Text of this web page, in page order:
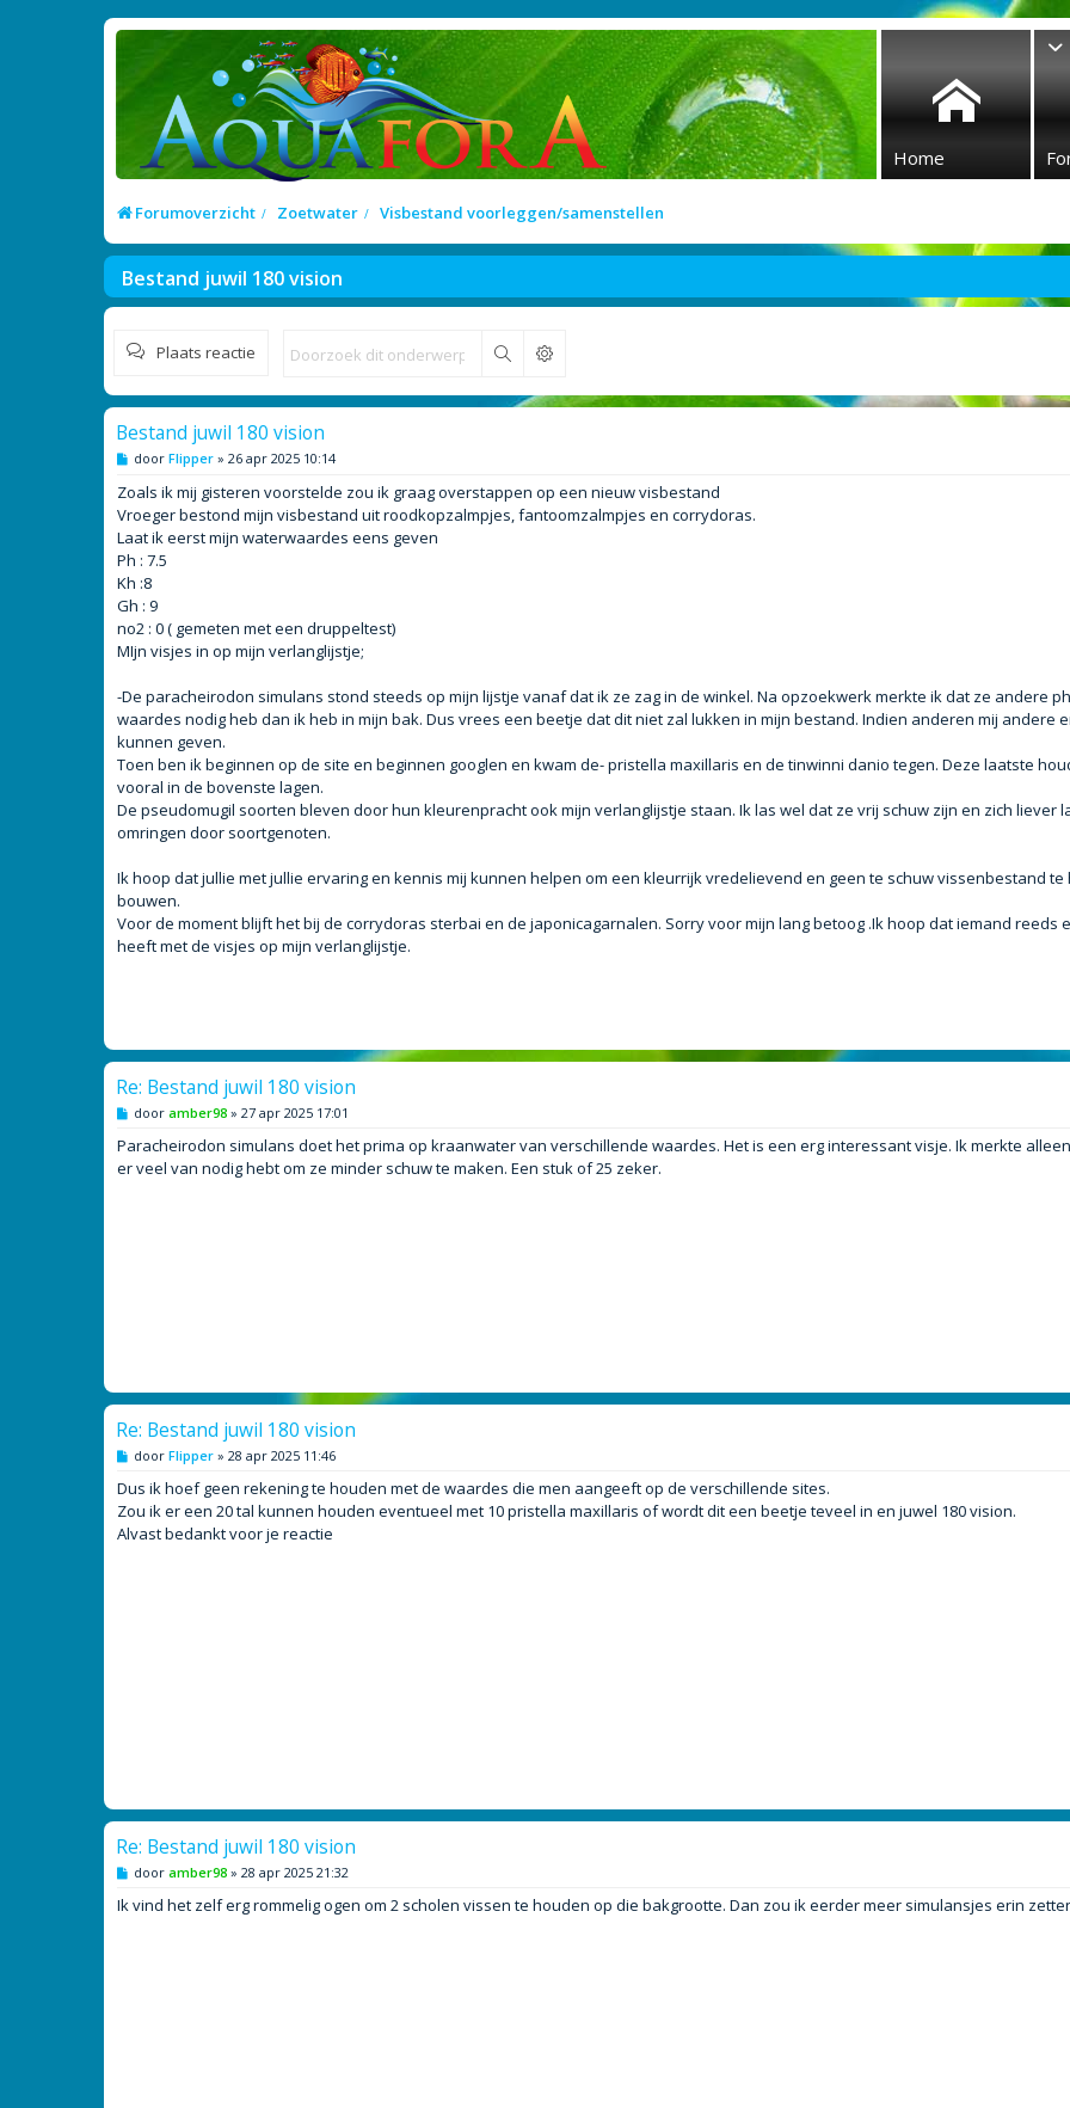
Home
Forumoverzicht Zoetwater Visbestand voorleggen/samenstellen
Bestand juwil 180 vision
Plaats reactie Zoek
Bestand juwil 180 vision
B
r
i
c
h
door Flipper » 26 apr 2025 10:14
Zoals ik mij gisteren voorstelde zou ik graag overstappen op een nieuw visbestand
Vroeger bestond mijn visbestand uit roodkopzalmpjes, fantoomzalmpjes en corrydoras.
Laat ik eerst mijn waterwaardes eens geven
Ph : 7.5
Kh :8
Gh : 9
no2 : 0 ( gemeten met een druppeltest)
MIjn visjes in op mijn verlanglijstje;
-De paracheirodon simulans stond steeds op mijn lijstje vanaf dat ik ze zag in de winkel. Na opzoekwerk merkte ik dat ze andere
waardes nodig heb dan ik heb in mijn bak. Dus vrees een beetje dat dit niet zal lukken in mijn bestand. Indien anderen mij andere
kunnen geven.
Toen ben ik beginnen op de site en beginnen googlen en kwam de- pristella maxillaris en de tinwinni danio tegen. Deze laatste
vooral in de bovenste lagen.
De pseudomugil soorten bleven door hun kleurenpracht ook mijn verlanglijstje staan. Ik las wel dat ze vrij schuw zijn en zich liever
omringen door soortgenoten.
Ik hoop dat jullie met jullie ervaring en kennis mij kunnen helpen om een kleurrijk vredelievend en geen te schuw vissenbestand te
bouwen.
Voor de moment blijft het bij de corrydoras sterbai en de japonicagarnalen. Sorry voor mijn lang betoog .Ik hoop dat iemand reeds
heeft met de visjes op mijn verlanglijstje.
Re: Bestand juwil 180 vision
B
r
i
c
door amber98 » 27 apr 2025 17:01
Paracheirodon simulans doet het prima op kraanwater van verschillende waardes. Het is een erg interessant visje. Ik merkte
er veel van nodig hebt om ze minder schuw te maken. Een stuk of 25 zeker.
Re: Bestand juwil 180 vision
B
r
i
c
h
door Flipper » 28 apr 2025 11:46
Dus ik hoef geen rekening te houden met de waardes die men aangeeft op de verschillende sites.
Zou ik er een 20 tal kunnen houden eventueel met 10 pristella maxillaris of wordt dit een beetje teveel in en juwel 180 vision.
Alvast bedankt voor je reactie
Re: Bestand juwil 180 vision
B
r
door amber98 » 28 apr 2025 21:32
Ik vind het zelf erg rommelig ogen om 2 scholen vissen te houden op die bakgrootte. Dan zou ik eerder meer simulansjes erin